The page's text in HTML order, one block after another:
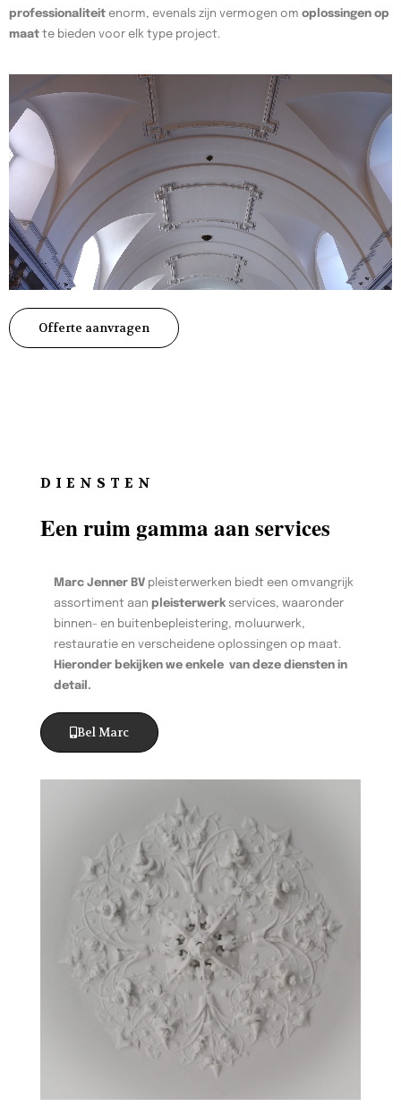
professionaliteit enorm, evenals zijn vermogen om oplossingen op
maat te bieden voor elk type project.
Offerte aanvragen
DIENSTEN
Een ruim gamma aan services
Marc Jenner BV pleisterwerken biedt een omvangrijk
assortiment aan pleisterwerk services, waaronder
binnen- en buitenbepleistering, moluurwerk,
restauratie en verscheidene oplossingen op maat.
Hieronder bekijken we enkele van deze diensten in
detail.
Bel Marc